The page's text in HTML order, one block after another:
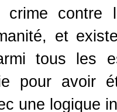
crime
et
tous les
pour avoir
une logique